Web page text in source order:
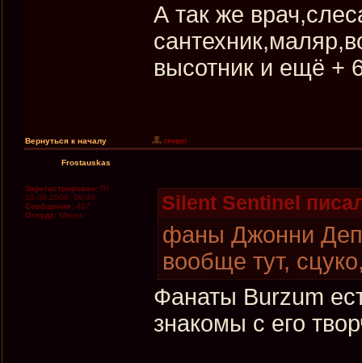
А так же
высотник и ещё +
Вернуться к началу
Frostauskas
Зарегистрирован: Пт
15.08.2008, 09:46
Сообщения: 487
Откуда: Минск
Silent Sentinel
фaны Джонни
вообщe тут,
Фанаты Burzum
знакомы с его